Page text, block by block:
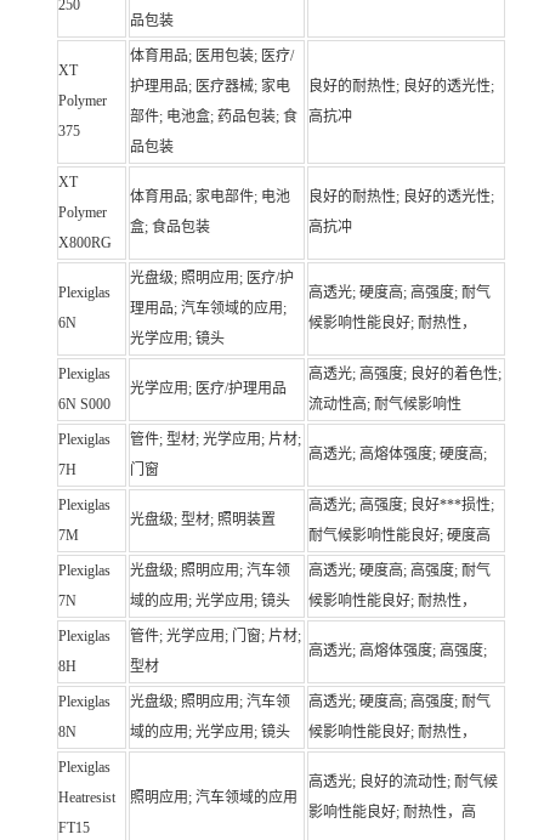
250
品包装
XT
Polymer
375
体育用品; 医用包装; 医疗/
护理用品; 医疗器械; 家电
部件; 电池盒; 药品包装; 食
品包装
良好的耐热性; 良好的透光性;
高抗冲
XT
Polymer
X800RG
体育用品; 家电部件; 电池
盒; 食品包装
良好的耐热性; 良好的透光性;
高抗冲
Plexiglas
6N
光盘级; 照明应用; 医疗/护
理用品; 汽车领域的应用;
光学应用; 镜头
高透光; 硬度高; 高强度; 耐气
候影响性能良好; 耐热性，
Plexiglas
6N S000
光学应用; 医疗/护理用品
高透光; 高强度; 良好的着色性;
流动性高; 耐气候影响性
Plexiglas
7H
管件; 型材; 光学应用; 片材;
门窗
高透光; 高熔体强度; 硬度高;
Plexiglas
7M
光盘级; 型材; 照明装置
高透光; 高强度; 良好***损性;
耐气候影响性能良好; 硬度高
Plexiglas
7N
光盘级; 照明应用; 汽车领
域的应用; 光学应用; 镜头
高透光; 硬度高; 高强度; 耐气
候影响性能良好; 耐热性，
Plexiglas
8H
管件; 光学应用; 门窗; 片材;
型材
高透光; 高熔体强度; 高强度;
Plexiglas
8N
光盘级; 照明应用; 汽车领
域的应用; 光学应用; 镜头
高透光; 硬度高; 高强度; 耐气
候影响性能良好; 耐热性，
Plexiglas
Heatresist
FT15
照明应用; 汽车领域的应用
高透光; 良好的流动性; 耐气候
影响性能良好; 耐热性，高